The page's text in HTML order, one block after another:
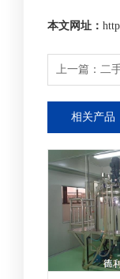
本文网址：
上一篇： 二
相关产品